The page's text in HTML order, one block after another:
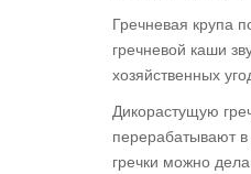
Гречневая крупа
гречневой каши
хозяйственных
Дикорастущую
перерабатывают
гречки можно